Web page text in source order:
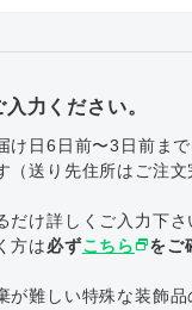
力ください。
け日6日前〜3日前ま
（送り先住所はご注文
け詳しくご入力下さ
方は必ずこちらselect_windowをご
が難しい特殊な装飾品